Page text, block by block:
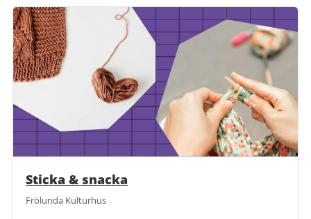
Sticka & snacka
Frölunda Kulturhus